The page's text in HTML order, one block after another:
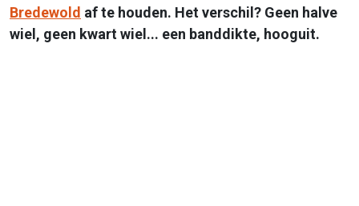
Bredewold af te houden. Het verschil? Geen halve
wiel, geen kwart wiel... een banddikte, hooguit.